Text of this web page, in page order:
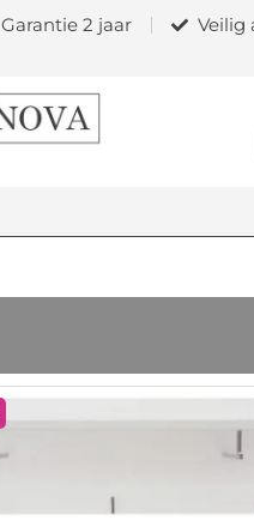
Garantie 2 jaar
Veilig